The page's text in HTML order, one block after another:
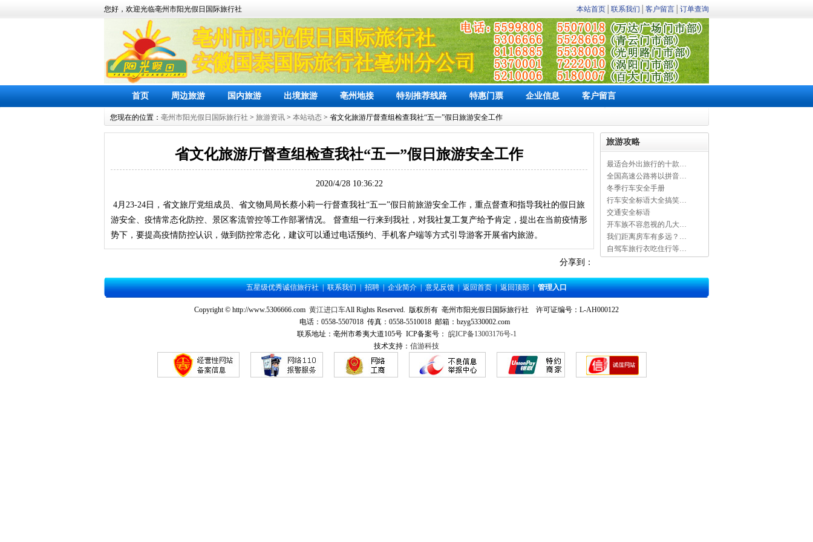
本站首页 联系我们 客户留言 订单查询
您好，欢迎光临亳州市阳光假日国际旅行社
首页 周边旅游 国内旅游 出境旅游 亳州地接 特别推荐线路 特惠门票 企业信息 客户留言
您现在的位置： 亳州市阳光假日国际旅行社 > 旅游资讯 > 本站动态 > 省文化旅游厅督查组检查我社“五一”假日旅游安全工作
省文化旅游厅督查组检查我社“五一”假日旅游安全工作
2020/4/28 10:36:22
4月23-24日，省文旅厅党组成员、省文物局局长蔡小莉一行督查我社“五一”假日前旅游安全工作，重点督查和指导我社的假日旅
游安全、疫情常态化防控、景区客流管控等工作部署情况。 督查组一行来到我社，对我社复工复产给予肯定，提出在当前疫情形
势下，要提高疫情防控认识，做到防控常态化，建议可以通过电话预约、手机客户端等方式引导游客开展省内旅游。
分享到：
旅游攻略
最适合外出旅行的十款…
全国高速公路将以拼音…
冬季行车安全手册
行车安全标语大全搞笑…
交通安全标语
开车族不容忽视的几大…
我们距离房车有多远？…
自驾车旅行衣吃住行等…
五星级优秀诚信旅行社|联系我们|招聘|企业简介|意见反馈|返回首页|返回顶部|管理入口
Copyright © http://www.5306666.com 黄江进口车All Rights Reserved. 版权所有 亳州市阳光假日国际旅行社
许可证编号：L-AH000122
电话：0558-5507018 传真：0558-5510018 邮箱：bzyg5330002.com
联系地址：亳州市希夷大道105号 ICP备案号： 皖ICP备13003176号-1
技术支持： 信游科技